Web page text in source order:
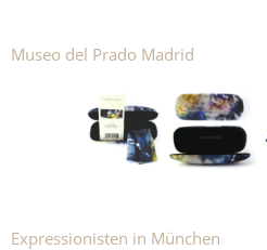
Museo del Prado Madrid
Expressionisten in München